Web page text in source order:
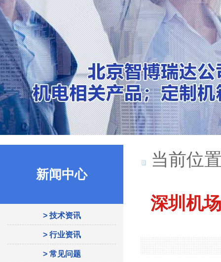
新闻中心
> 技术资讯
> 行业资讯
> 常见问题
当前位
深圳机